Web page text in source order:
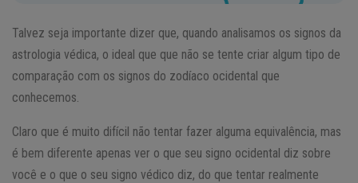
Talvez seja importante dizer que, quando analisamos os signos da
astrologia védica, o ideal que que não se tente criar algum tipo de
comparação com os signos do zodíaco ocidental que
conhecemos.
Claro que é muito difícil não tentar fazer alguma equivalência, mas
é bem diferente apenas ver o que seu signo ocidental diz sobre
você e o que o seu signo védico diz, do que tentar realmente